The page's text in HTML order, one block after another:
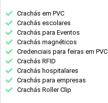
Crachás em PVC
Crachás escolares
Crachás para Eventos
Crachás magnéticos
Credenciais para feiras em PVC
Crachás RFID
Crachás hospitalares
Crachás para empresas
Crachás Roller Clip